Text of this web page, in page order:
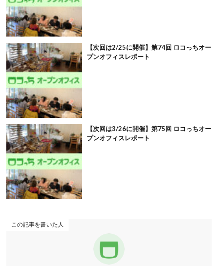
【次回は2/25に開催】第74回 ロコっちオー
プンオフィスレポート
【次回は3/26に開催】第75回 ロコっちオー
プンオフィスレポート
この記事を書いた人